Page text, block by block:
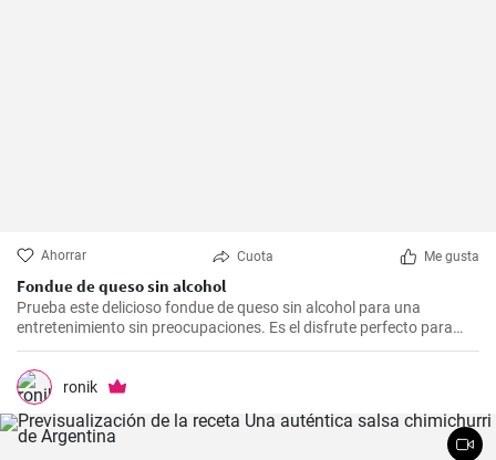
Ahorrar Cuota Me gusta
Fondue de queso sin alcohol
Prueba este delicioso fondue de queso sin alcohol para una
entretenimiento sin preocupaciones. Es el disfrute perfecto para
una noche acogedora con amigos y familiares. Sírvelo con tus
guarniciones favoritas como pan crujiente, verduras o incluso
frutas para una experiencia culinaria inolvidable.
ronik